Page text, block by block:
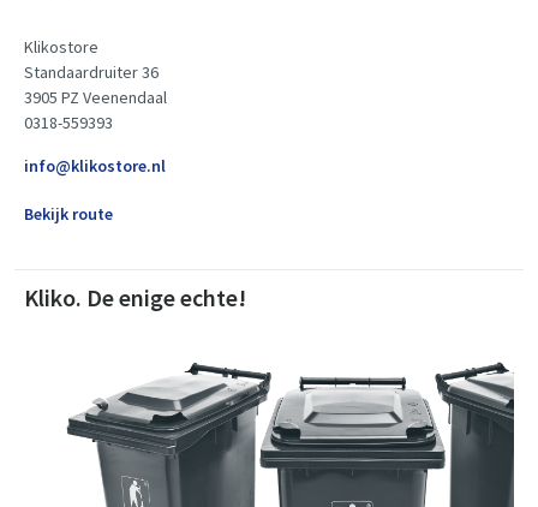
Klikostore
Standaardruiter 36
3905 PZ Veenendaal
0318-559393
info@klikostore.nl
Bekijk route
Kliko. De enige echte!